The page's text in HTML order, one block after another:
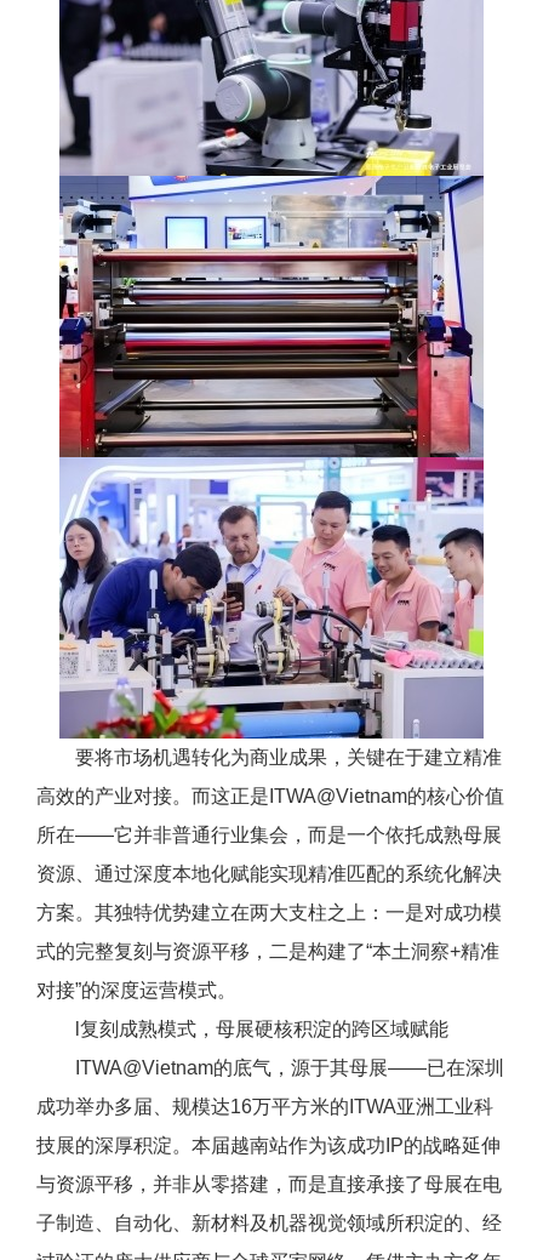
要将市场机遇转化为商业成果，关键在于建立精准
高效的产业对接。而这正是ITWA@Vietnam的核心价值
所在——它并非普通行业集会，而是一个依托成熟母展
资源、通过深度本地化赋能实现精准匹配的系统化解决
方案。其独特优势建立在两大支柱之上：一是对成功模
式的完整复刻与资源平移，二是构建了“本土洞察+精准
对接”的深度运营模式。
l复刻成熟模式，母展硬核积淀的跨区域赋能
ITWA@Vietnam的底气，源于其母展——已在深圳
成功举办多届、规模达16万平方米的ITWA亚洲工业科
技展的深厚积淀。本届越南站作为该成功IP的战略延伸
与资源平移，并非从零搭建，而是直接承接了母展在电
子制造、自动化、新材料及机器视觉领域所积淀的、经